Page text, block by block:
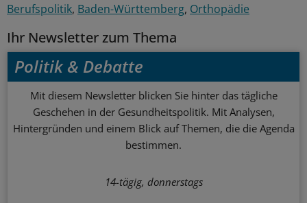
Berufspolitik Baden-Württemberg Orthopädie
Ihr Newsletter zum Thema
Politik & Debatte
Mit diesem Newsletter blicken Sie hinter das tägliche
Geschehen in der Gesundheitspolitik. Mit Analysen,
Hintergründen und einem Blick auf Themen, die die Agenda
bestimmen.
14-tägig, donnerstags